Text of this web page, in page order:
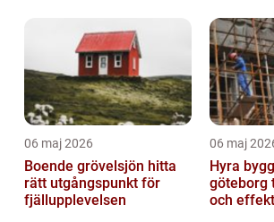
06 maj 2026
Boende grövelsjön hitta
rätt utgångspunkt för
fjällupplevelsen
06 maj
Hyra
göteborg tryggt, prisvärt
och